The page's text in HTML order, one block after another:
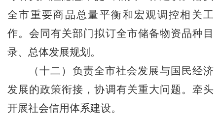
全市重要商品总量平衡和宏观调控相关工
作。会同有关部门拟订全市储备物资品种目
录、总体发展规划。
（十二）负责全市社会发展与国民经济
发展的政策衔接，协调有关重大问题。牵头
开展社会信用体系建设。